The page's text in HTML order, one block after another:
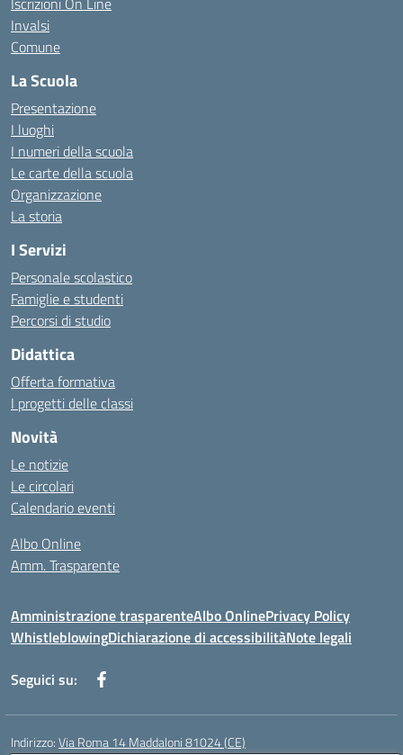
Invalsi
Comune
La Scuola
Presentazione
I luoghi
I numeri della scuola
Le carte della scuola
Organizzazione
La storia
I Servizi
Personale scolastico
Famiglie e studenti
Percorsi di studio
Didattica
Offerta formativa
I progetti delle classi
Novità
Le notizie
Le circolari
Calendario eventi
Albo Online
Amm. Trasparente
Amministrazione trasparenteAlbo OnlinePrivacy Policy
WhistleblowingDichiarazione di accessibilitàNote legali
Seguici su:
Indirizzo:Via Roma 14 Maddaloni 81024 (CE)